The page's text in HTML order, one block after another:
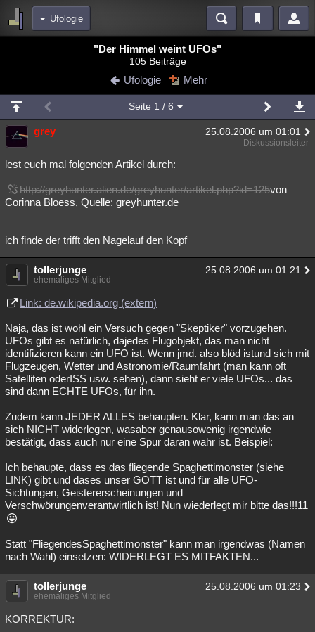
Ufologie
Blogs Videos
Chat Wiki Neuigkeiten
meine Rubriken
Menschen Mystery Kriminalfälle
Spiritualität Verschwörungen Technologie
Natur Umfragen Unterhaltung
Astronomie Helpdesk Gruppen Gaming Filme
Musik Clash
Übersichten
Besucht Teilgenommen Alle Neue Geschlossen
Lesenswert Schlüsselwörter
"Der Himmel weint UFOs"
105 Beiträge
Ufologie Mehr
Seite 1 / 6
grey 25.08.2006 um 01:01
Diskussionsleiter
lest euch mal folgenden Artikel durch:
http://greyhunter.alien.de/greyhunter/artikel.php?id=125von
Corinna Bloess, Quelle: greyhunter.de
ich finde der trifft den Nagelauf den Kopf
tollerjunge 25.08.2006 um 01:21
ehemaliges Mitglied
Link: de.wikipedia.org (extern)
Naja, das ist wohl ein Versuch gegen "Skeptiker" vorzugehen.
UFOs gibt es natürlich, dajedes Flugobjekt, das man nicht
identifizieren kann ein UFO ist. Wenn jmd. also blöd istund sich mit
Flugzeugen, Wetter und Astronomie/Raumfahrt (man kann oft
Satelliten oderISS usw. sehen), dann sieht er viele UFOs... das
sind dann ECHTE UFOs, für ihn.
Zudem kann JEDER ALLES behaupten. Klar, kann man das an
sich NICHT widerlegen, wasaber genausowenig irgendwie
bestätigt, dass auch nur eine Spur daran wahr ist. Beispiel:
Ich behaupte, dass es das fliegende Spaghettimonster (siehe
LINK) gibt und dases unser GOTT ist und für alle UFO-
Sichtungen, Geistererscheinungen und
Verschwörungenverantwirtlich ist! Nun wiederlegt mir bitte das!!!11
Statt "FliegendesSpaghettimonster" kann man irgendwas (Namen
nach Wahl) einsetzen: WIDERLEGT ES MITFAKTEN...
tollerjunge 25.08.2006 um 01:23
ehemaliges Mitglied
KORREKTUR: